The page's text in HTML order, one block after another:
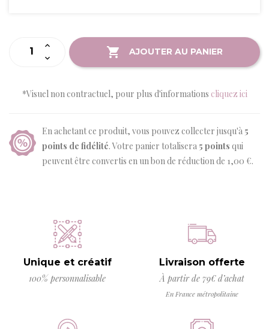
AJOUTER AU PANIER
*Visuel non contractuel, pour plus d'informations cliquez ici
En achetant ce produit, vous pouvez collecter jusqu'à 5
points de fidélité. Votre panier totalisera 5 points qui
peuvent être convertis en un bon de réduction de 1,00 €.
Unique et créatif
100% personnalisable
Livraison offerte
À partir de 79€ d’achat
En France métropolitaine